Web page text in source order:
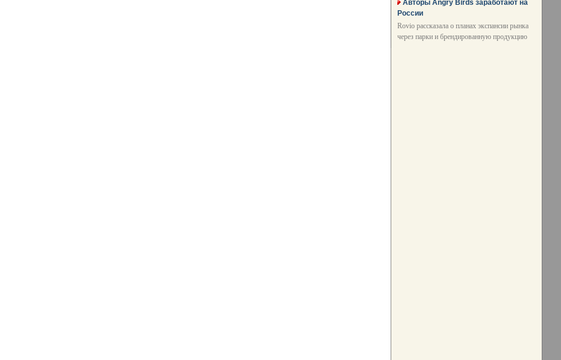
Авторы Angry Birds заработают на
России
Rovio рассказала о планах экспансии рынка
через парки и брендированную продукцию